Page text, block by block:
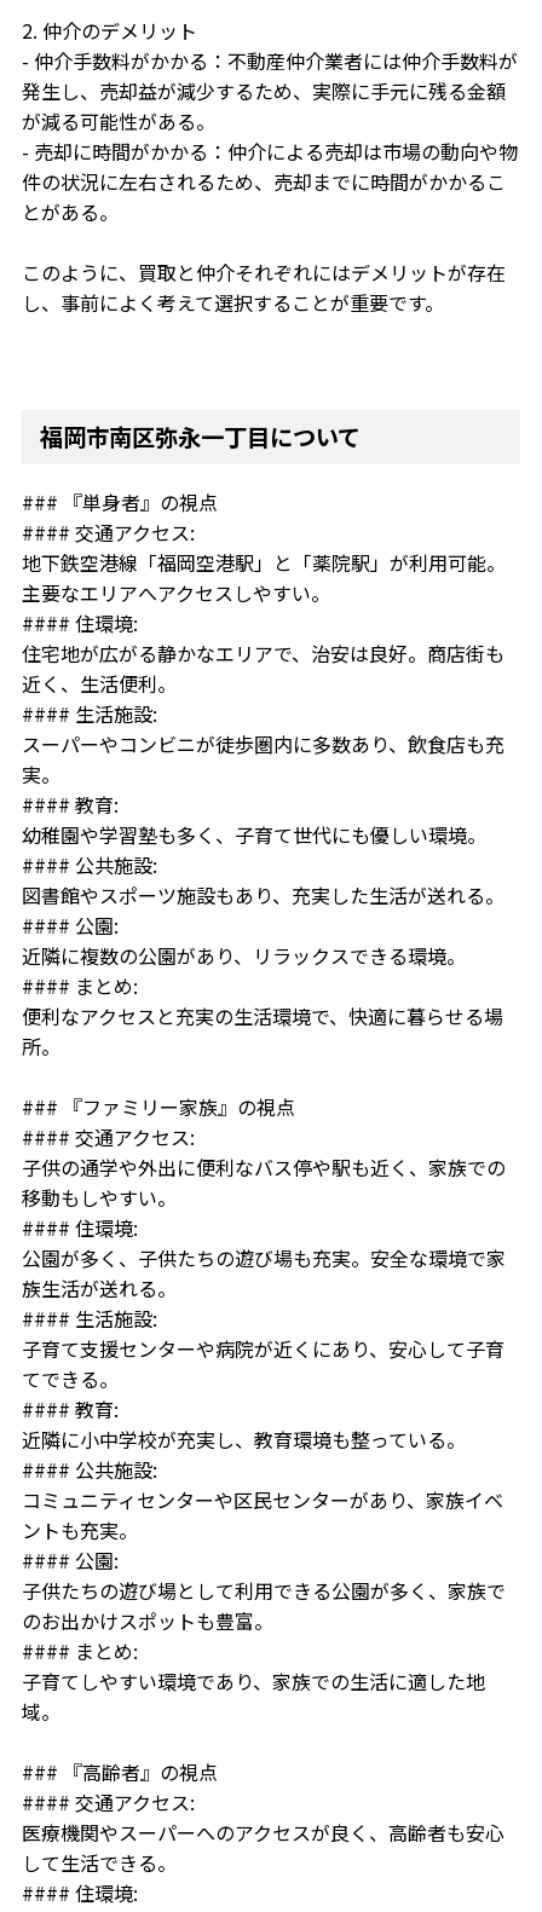
2. 仲介のデメリット
- 仲介手数料がかかる：不動産仲介業者には仲介手数料が
発生し、売却益が減少するため、実際に手元に残る金額
が減る可能性がある。
- 売却に時間がかかる：仲介による売却は市場の動向や物
件の状況に左右されるため、売却までに時間がかかるこ
とがある。
このように、買取と仲介それぞれにはデメリットが存在
し、事前によく考えて選択することが重要です。
福岡市南区弥永一丁目について
### 『単身者』の視点
#### 交通アクセス:
地下鉄空港線「福岡空港駅」と「薬院駅」が利用可能。
主要なエリアへアクセスしやすい。
#### 住環境:
住宅地が広がる静かなエリアで、治安は良好。商店街も
近く、生活便利。
#### 生活施設:
スーパーやコンビニが徒歩圏内に多数あり、飲食店も充
実。
#### 教育:
幼稚園や学習塾も多く、子育て世代にも優しい環境。
#### 公共施設:
図書館やスポーツ施設もあり、充実した生活が送れる。
#### 公園:
近隣に複数の公園があり、リラックスできる環境。
#### まとめ:
便利なアクセスと充実の生活環境で、快適に暮らせる場
所。
### 『ファミリー家族』の視点
#### 交通アクセス:
子供の通学や外出に便利なバス停や駅も近く、家族での
移動もしやすい。
#### 住環境:
公園が多く、子供たちの遊び場も充実。安全な環境で家
族生活が送れる。
#### 生活施設:
子育て支援センターや病院が近くにあり、安心して子育
てできる。
#### 教育:
近隣に小中学校が充実し、教育環境も整っている。
#### 公共施設:
コミュニティセンターや区民センターがあり、家族イベ
ントも充実。
#### 公園:
子供たちの遊び場として利用できる公園が多く、家族で
のお出かけスポットも豊富。
#### まとめ:
子育てしやすい環境であり、家族での生活に適した地
域。
### 『高齢者』の視点
#### 交通アクセス:
医療機関やスーパーへのアクセスが良く、高齢者も安心
して生活できる。
#### 住環境: